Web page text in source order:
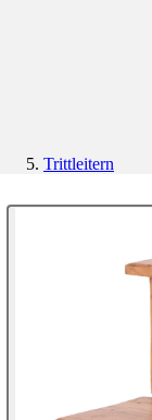
Trittleitern